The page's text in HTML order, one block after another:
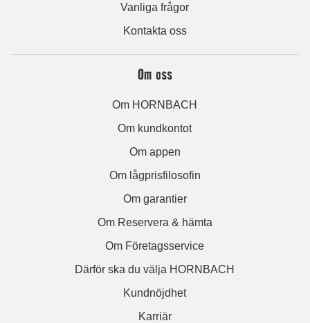
Vanliga frågor
Kontakta oss
Om oss
Om HORNBACH
Om kundkontot
Om appen
Om lågprisfilosofin
Om garantier
Om Reservera & hämta
Om Företagsservice
Därför ska du välja HORNBACH
Kundnöjdhet
Karriär